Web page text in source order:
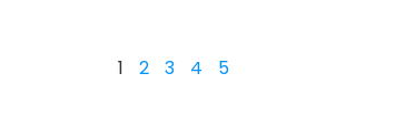
1 2 3 4 5